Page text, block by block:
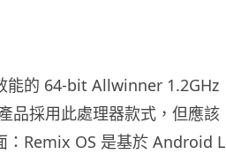
能的 64-bit Allwinner 1.2GHz
品採用此處理器款式，但應該
：Remix OS 是基於 Android L